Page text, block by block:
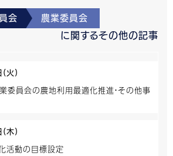
会 農業委員会
に関するその他の記事
(火)
業委員会の農地利用最適化推進・その他事
(木)
活動の目標設定